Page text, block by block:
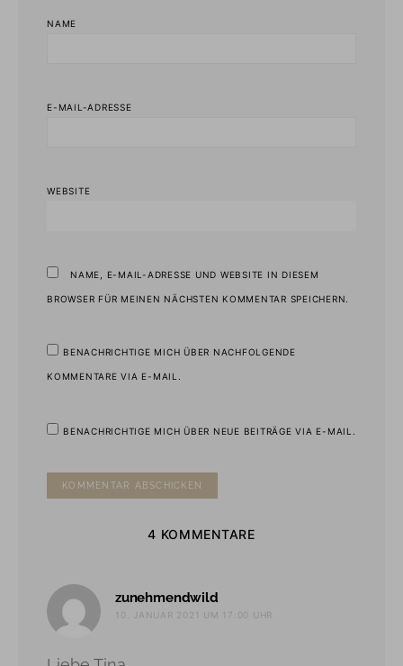
NAME
E-MAIL-ADRESSE
WEBSITE
NAME, E-MAIL-ADRESSE UND WEBSITE IN DIESEM
BROWSER FÜR MEINEN NÄCHSTEN KOMMENTAR SPEICHERN.
BENACHRICHTIGE MICH ÜBER NACHFOLGENDE
KOMMENTARE VIA E-MAIL.
BENACHRICHTIGE MICH ÜBER NEUE BEITRÄGE VIA E-MAIL.
4 KOMMENTARE
zunehmendwild
10. JANUAR 2021 UM 17:00 UHR